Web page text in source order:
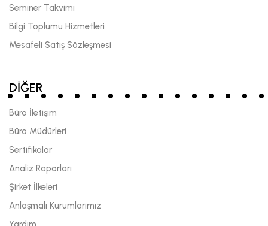
Seminer Takvimi
Bilgi Toplumu Hizmetleri
Mesafeli Satış Sözleşmesi
DİĞER
Büro İletişim
Büro Müdürleri
Sertifikalar
Analiz Raporları
Şirket İlkeleri
Anlaşmalı Kurumlarımız